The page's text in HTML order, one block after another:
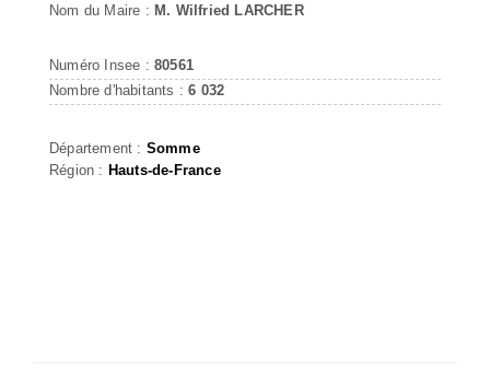
Nom du Maire : M. Wilfried LARCHER
Numéro Insee : 80561
Nombre d'habitants :6 032
Département : Somme
Région : Hauts-de-France